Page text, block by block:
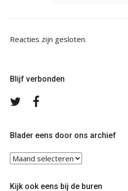
Reacties zijn gesloten.
Blijf verbonden
Volg
Blader eens door ons archief
Blader
eens
ons
Kijk ook eens bij de buren